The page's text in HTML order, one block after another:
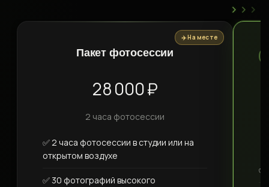
› › ›
✈️ На месте
Пакет фотосессии
28 000 ₽
2 часа фотосессии
✅ 2 часа фотосессии в студии или на
открытом воздухе
✅ 30 фотографий высокого